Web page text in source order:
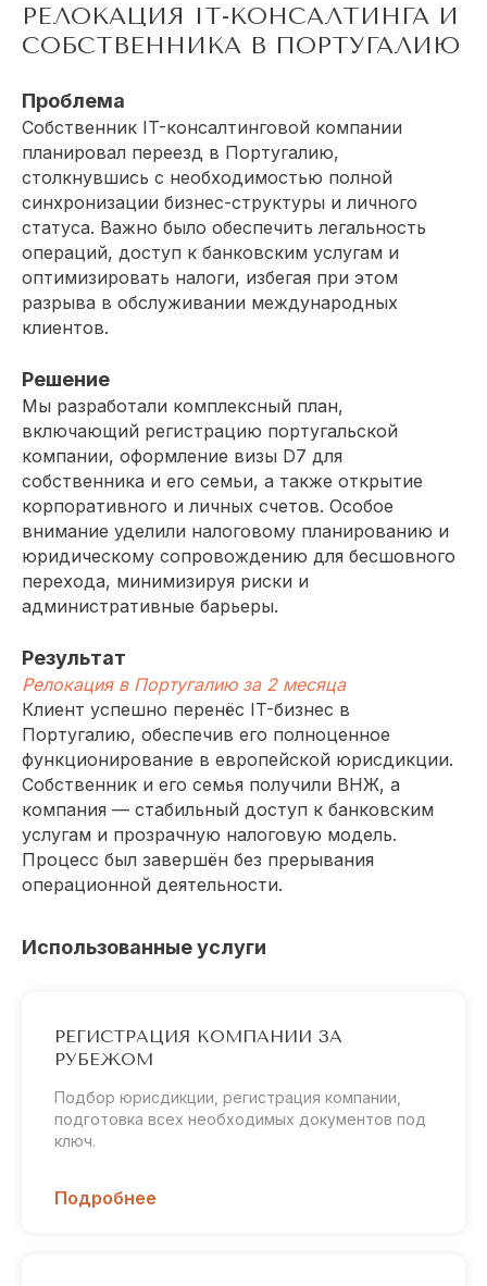
РЕЛОКАЦИЯ IT-КОНСАЛТИНГА И
СОБСТВЕННИКА В ПОРТУГАЛИЮ
Проблема
Собственник IT-консалтинговой компании
планировал переезд в Португалию,
столкнувшись с необходимостью полной
синхронизации бизнес-структуры и личного
статуса. Важно было обеспечить легальность
операций, доступ к банковским услугам и
оптимизировать налоги, избегая при этом
разрыва в обслуживании международных
клиентов.
Решение
Мы разработали комплексный план,
включающий регистрацию португальской
компании, оформление визы D7 для
собственника и его семьи, а также открытие
корпоративного и личных счетов. Особое
внимание уделили налоговому планированию и
юридическому сопровождению для бесшовного
перехода, минимизируя риски и
административные барьеры.
Результат
Релокация в Португалию за 2 месяца
Клиент успешно перенёс IT-бизнес в
Португалию, обеспечив его полноценное
функционирование в европейской юрисдикции.
Собственник и его семья получили ВНЖ, а
компания — стабильный доступ к банковским
услугам и прозрачную налоговую модель.
Процесс был завершён без прерывания
операционной деятельности.
Использованные услуги
РЕГИСТРАЦИЯ КОМПАНИИ ЗА
РУБЕЖОМ
Подбор юрисдикции, регистрация компании,
подготовка всех необходимых документов под
ключ.
Подробнее